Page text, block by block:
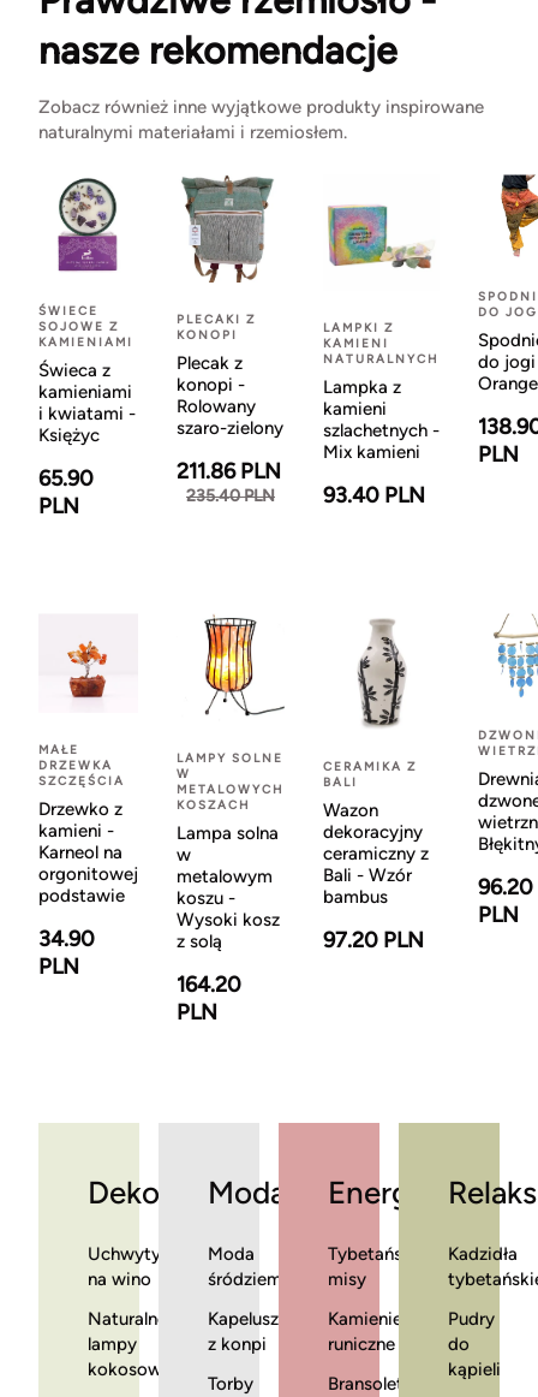
nasze rekomendacje
Zobacz również inne wyjątkowe produkty inspirowane
naturalnymi materiałami i rzemiosłem.
ŚWIECE
SOJOWE Z
KAMIENIAMI
Świeca z
kamieniami
i kwiatami -
Księżyc
65.90
PLN
PLECAKI Z
KONOPI
Plecak z
konopi -
Rolowany
szaro-zielony
211.86 PLN
235.40 PLN
LAMPKI Z
KAMIENI
NATURALNYCH
Lampka z
kamieni
szlachetnych -
Mix kamieni
93.40 PLN
DO
do
Orange
PLN
MAŁE
DRZEWKA
SZCZĘŚCIA
Drzewko z
kamieni -
Karneol na
orgonitowej
podstawie
34.90
PLN
LAMPY SOLNE
W
METALOWYCH
KOSZACH
Lampa solna
w
metalowym
koszu -
Wysoki kosz
z solą
164.20
PLN
CERAMIKA Z
BALI
Wazon
dekoracyjny
ceramiczny z
Bali - Wzór
bambus
97.20 PLN
96.20
PLN
Dekoracje
Uchwyty
na wino
Naturalne
lampy
kokosowe
Moda
Moda
śródziemnomorska
Kapelusze
z konpi
Torby
Energia
Tybetańskie
misy
Kamienie
runiczne
Bransoletki
Relaks
Kadzidła
Pudry
do
kąpieli